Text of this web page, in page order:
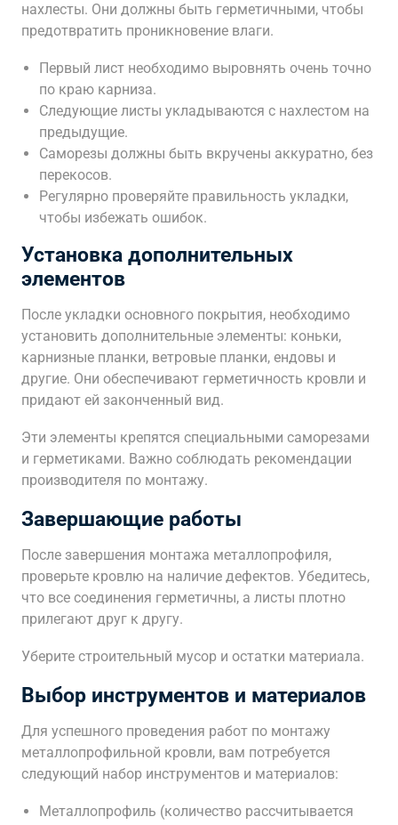
нахлесты. Они должны быть герметичными, чтобы
предотвратить проникновение влаги.
Первый лист необходимо выровнять очень точно
по краю карниза.
Следующие листы укладываются с нахлестом на
предыдущие.
Саморезы должны быть вкручены аккуратно, без
перекосов.
Регулярно проверяйте правильность укладки,
чтобы избежать ошибок.
Установка дополнительных
элементов
После укладки основного покрытия, необходимо
установить дополнительные элементы: коньки,
карнизные планки, ветровые планки, ендовы и
другие. Они обеспечивают герметичность кровли и
придают ей законченный вид.
Эти элементы крепятся специальными саморезами
и герметиками. Важно соблюдать рекомендации
производителя по монтажу.
Завершающие работы
После завершения монтажа металлопрофиля,
проверьте кровлю на наличие дефектов. Убедитесь,
что все соединения герметичны, а листы плотно
прилегают друг к другу.
Уберите строительный мусор и остатки материала.
Выбор инструментов и материалов
Для успешного проведения работ по монтажу
металлопрофильной кровли, вам потребуется
следующий набор инструментов и материалов:
Металлопрофиль (количество рассчитывается